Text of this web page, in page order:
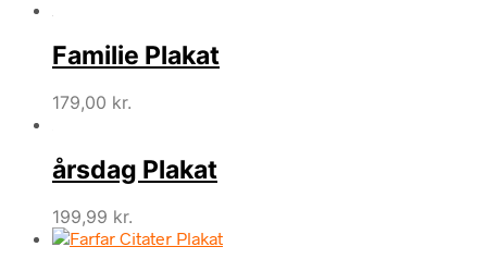
Familie Plakat
179,00 kr.
årsdag Plakat
199,99 kr.